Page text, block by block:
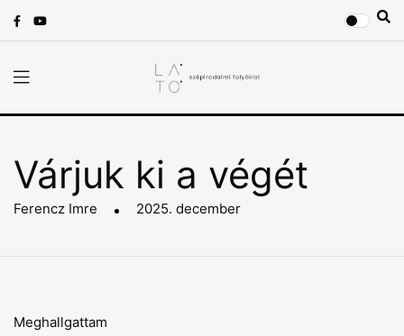
Várjuk ki a végét
Ferencz Imre 2025. december
Meghallgattam